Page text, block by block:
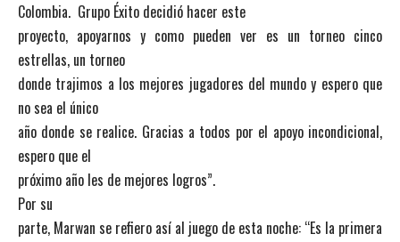
Colombia. Grupo Éxito decidió hacer este
proyecto, apoyarnos y como pueden ver es un torneo cinco
estrellas, un torneo
donde trajimos a los mejores jugadores del mundo y espero que
no sea el único
año donde se realice. Gracias a todos por el apoyo incondicional,
espero que el
próximo año les de mejores logros”.
Por su
parte, Marwan se refiero así al juego de esta noche: “Es la primera